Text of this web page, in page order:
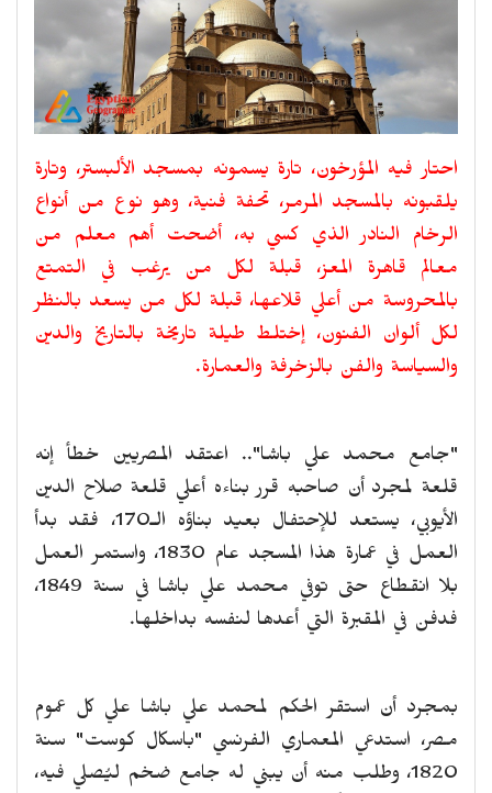
احتار فيه المؤرخون، تارة يسمونه بمسجد الألبستر، وتارة
يلقبونه بالمسجد المرمر، تحفة فنية، وهو نوع من أنواع
الرخام النادر الذي كسي به، أضحت أهم معلم من
معالم قاهرة المعز، قبلة لكل من يرغب في التمتع
بالمحروسة من أعلي قلاعها، قبلة لكل من يسعد بالنظر
لكل ألوان الفنون، إختلط طيلة تاريخة بالتاريخ والدين
والسياسة والفن بالزخرفة والعمارة.
"جامع محمد علي باشا".. اعتقد المصريين خطأ إنه
قلعة لمجرد أن صاحبه قرر بناءه أعلي قلعة صلاح الدين
الأيوبي، يستعد للإحتفال بعيد بناؤه الـ170، فقد بدأ
العمل في عمارة هذا المسجد عام 1830، واستمر العمل
بلا انقطاع حتى توفي محمد علي باشا في سنة 1849،
فدفن في المقبرة التي أعدها لنفسه بداخلها.
بمجرد أن استقر الحكم لمحمد علي باشا علي كل عموم
مصر، استدعي المعماري الفرنسي "باسكال كوست" سنة
1820، وطلب منه أن يبني له جامع ضخم ليُصلي فيه،